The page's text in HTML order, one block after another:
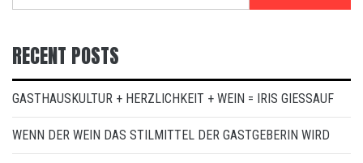
RECENT POSTS
GASTHAUSKULTUR + HERZLICHKEIT + WEIN = IRIS GIESSAUF
WENN DER WEIN DAS STILMITTEL DER GASTGEBERIN WIRD